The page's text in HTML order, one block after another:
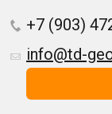
+7 (903)
info@td-